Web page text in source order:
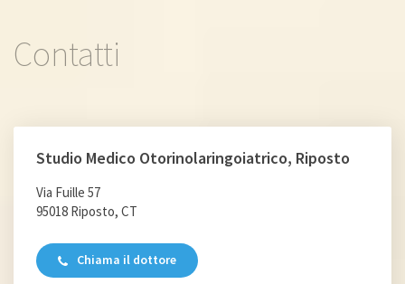
malattia della ghiandola salivare
Parotite
Tumori di testa e collo
Barotraumatismo
Sindrome di Sjögren
Contatti
Studio Medico Otorinolaringoiatrico, Riposto
Via Fuille 57
95018 Riposto, CT
Chiama il dottore